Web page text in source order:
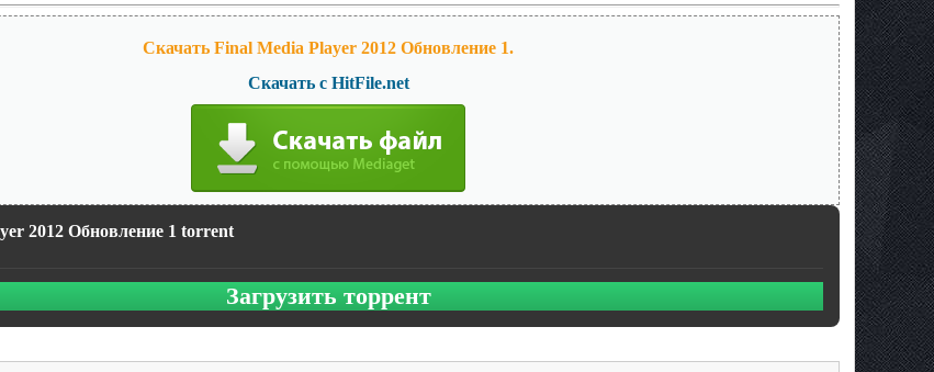
Скачать Final Media Player 2012 Обновление 1.
Скачать с HitFile.net
2012 Обновление 1 torrent
Загрузить торрент